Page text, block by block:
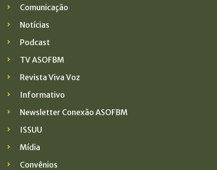
Comunicação
Notícias
Podcast
TV ASOFBM
Revista Viva Voz
Informativo
Newsletter Conexão ASOFBM
ISSUU
Mídia
Convênios